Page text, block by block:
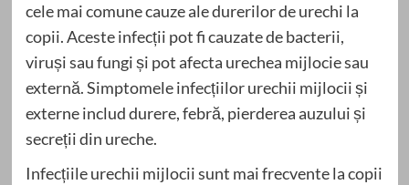
cele mai comune cauze ale durerilor de urechi la
copii. Aceste infecții pot fi cauzate de bacterii,
viruși sau fungi și pot afecta urechea mijlocie sau
externă. Simptomele infecțiilor urechii mijlocii și
externe includ durere, febră, pierderea auzului și
secreții din ureche.
Infecțiile urechii mijlocii sunt mai frecvente la copii